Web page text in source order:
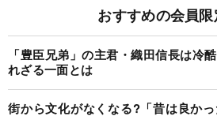
おすすめの会員
「豊臣兄弟」の主君・織田信長は冷
れざる一面とは
街から文化がなくなる?「昔は良か